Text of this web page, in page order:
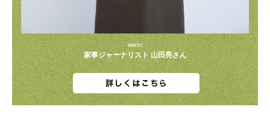
GUEST
家事ジャーナリスト 山田亮さん